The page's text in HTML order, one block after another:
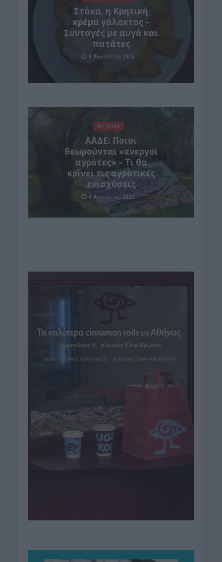
Στάκα, η Κρητική
κρέμα γάλακτος –
Συνταγές με αυγά και
πατάτες
8 Αυγούστου 2026
ΑΓΡΟΤΙΚΑ
ΑΑΔΕ: Ποιοι
θεωρούνται «ενεργοί
αγρότες» – Τι θα
κρίνει τις αγροτικές
ενισχύσεις
8 Αυγούστου 2026